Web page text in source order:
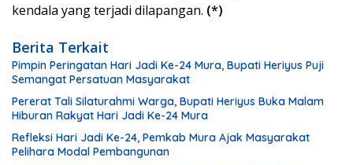
kendala yang terjadi dilapangan. (*)
Berita Terkait
Pimpin Peringatan Hari Jadi Ke-24 Mura, Bupati Heriyus Puji
Semangat Persatuan Masyarakat
Pererat Tali Silaturahmi Warga, Bupati Heriyus Buka Malam
Hiburan Rakyat Hari Jadi Ke-24 Mura
Refleksi Hari Jadi Ke-24, Pemkab Mura Ajak Masyarakat
Pelihara Modal Pembangunan